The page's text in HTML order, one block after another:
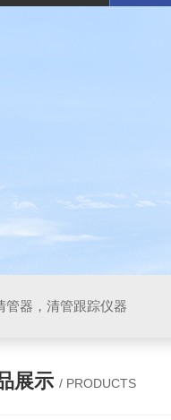
管器，清管跟踪仪器
展示 / PRODUCTS